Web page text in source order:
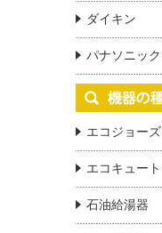
ダイキン
パナソニック
エコジョーズ
エコキュート
石油給湯器